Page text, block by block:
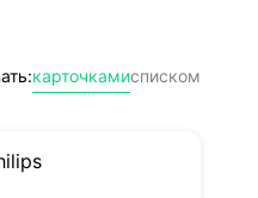
карточкамисписком